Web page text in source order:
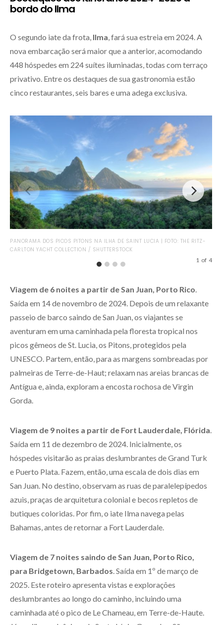
bordo do Ilma
O segundo iate da frota, Ilma , fará sua estreia em 2024. A
nova embarcação será maior que a anterior, acomodando
448 hóspedes em 224 suítes iluminadas, todas com terraço
privativo. Entre os destaques de sua gastronomia estão
cinco restaurantes, seis bares e uma adega exclusiva.
PANORAMA DOS PICOS PITONS NA ILHA DE SAINT LUCIA | FOTO: THE RITZ-
CARLTON YACHT COLLECTION / SHUTTERSTOCK
1 of 4
Viagem de 6 noites a partir de San Juan, Porto Rico.
Saída em 14 de novembro de 2024. Depois de um relaxante
passeio de barco saindo de San Juan, os viajantes se
aventuram em uma caminhada pela floresta tropical nos
picos gêmeos de St. Lucia, os Pitons, protegidos pela
UNESCO. Partem, então, para as margens sombreadas por
palmeiras de Terre-de-Haut; relaxam nas areias brancas de
Antígua e, ainda, exploram a encosta rochosa de Virgin
Gorda.
Viagem de 9 noites a partir de Fort Lauderdale, Flórida.
Saída em 11 de dezembro de 2024. Inicialmente, os
hóspedes visitarão as praias deslumbrantes de Grand Turk
e Puerto Plata. Fazem, então, uma escala de dois dias em
San Juan. No destino, observam as ruas de paralelepípedos
azuis, praças de arquitetura colonial e becos repletos de
butiques coloridas. Por fim, o iate Ilma navega pelas
Bahamas, antes de retornar a Fort Lauderdale.
Viagem de 7 noites saindo de San Juan, Porto Rico,
para Bridgetown, Barbados. Saída em 1º de março de
2025. Este roteiro apresenta vistas e explorações
deslumbrantes ao longo do caminho, incluindo uma
caminhada até o pico de Le Chameau, em Terre-de-Haute.